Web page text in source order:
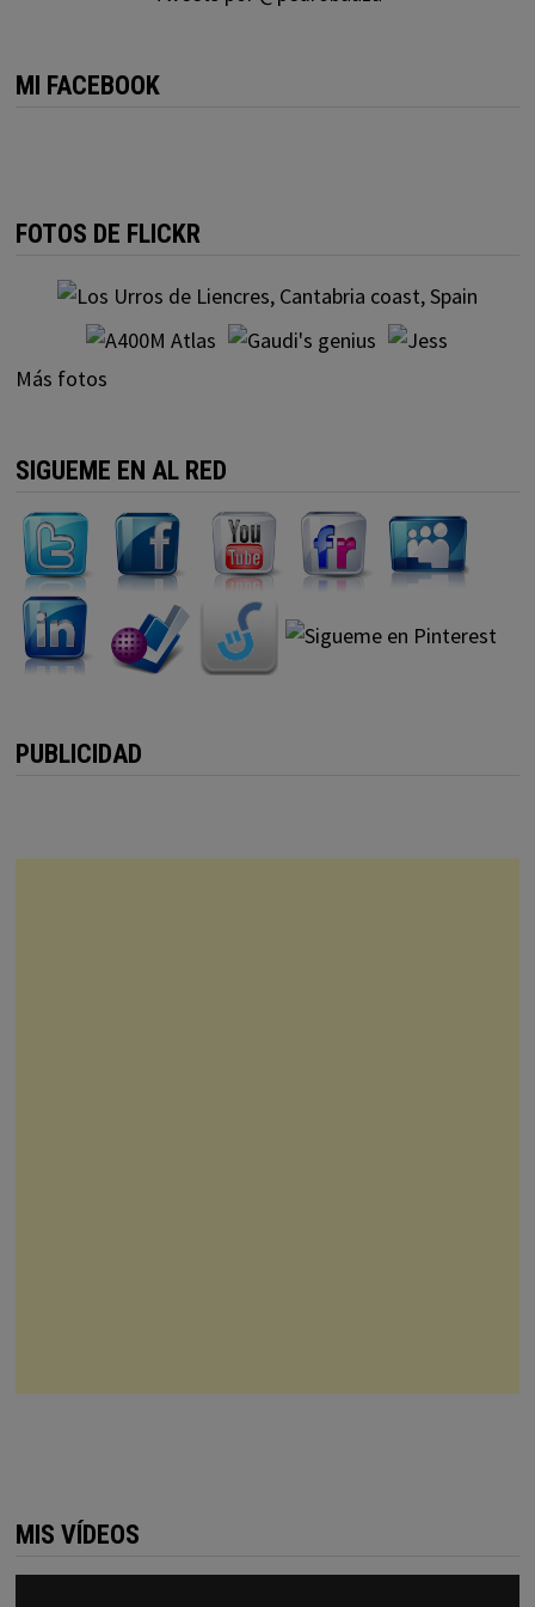
MI FACEBOOK
FOTOS DE FLICKR
Más fotos
SIGUEME EN AL RED
PUBLICIDAD
MIS VÍDEOS